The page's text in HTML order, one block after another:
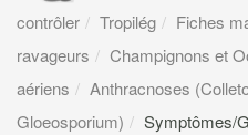
contrôler
Tropilég
Fiches
ravageurs
Champignons et
aériens
Anthracnoses
Gloeosporium)
Symptômes/